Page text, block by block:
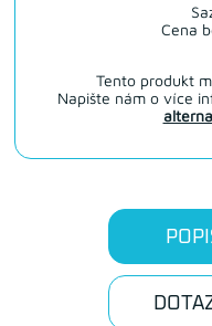
Cena
Tento produkt
Napište nám o více